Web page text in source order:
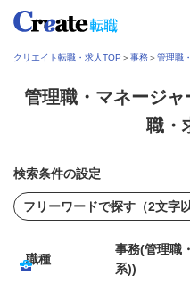
クリエイト転職・求人TOP ＞事務＞管理職
管理職・マネージ
職・
検索条件の設定
職種
事務(管理職
系))